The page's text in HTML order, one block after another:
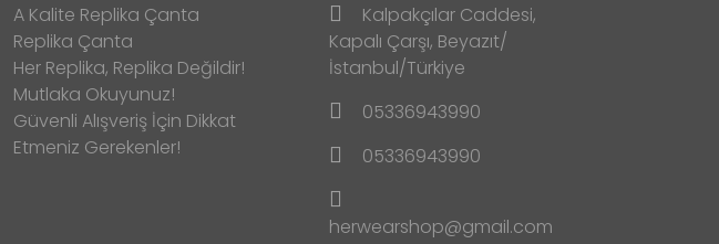
A Kalite Replika Çanta
Replika Çanta
Her Replika, Replika Değildir!
Mutlaka Okuyunuz!
Güvenli Alışveriş İçin Dikkat
Etmeniz Gerekenler!
Kalpakçılar Caddesi,
Kapalı Çarşı, Beyazıt/
İstanbul/Türkiye
05336943990
05336943990
herwearshop@gmail.com